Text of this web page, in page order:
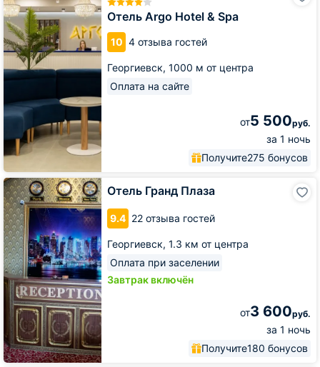
Отель Argo Hotel & Spa
10 4 отзыва гостей
Георгиевск, 1000 м от центра
Оплата на сайте
от5 500руб.
за 1 ночь
Получите275 бонусов
Hotel
&
Spa
Отель Гранд Плаза
9.4 22 отзыва гостей
Георгиевск, 1.3 км от центра
Оплата при заселении
Завтрак включён
от3 600руб.
за 1 ночь
Получите180 бонусов
Отель
Гранд
Плаза